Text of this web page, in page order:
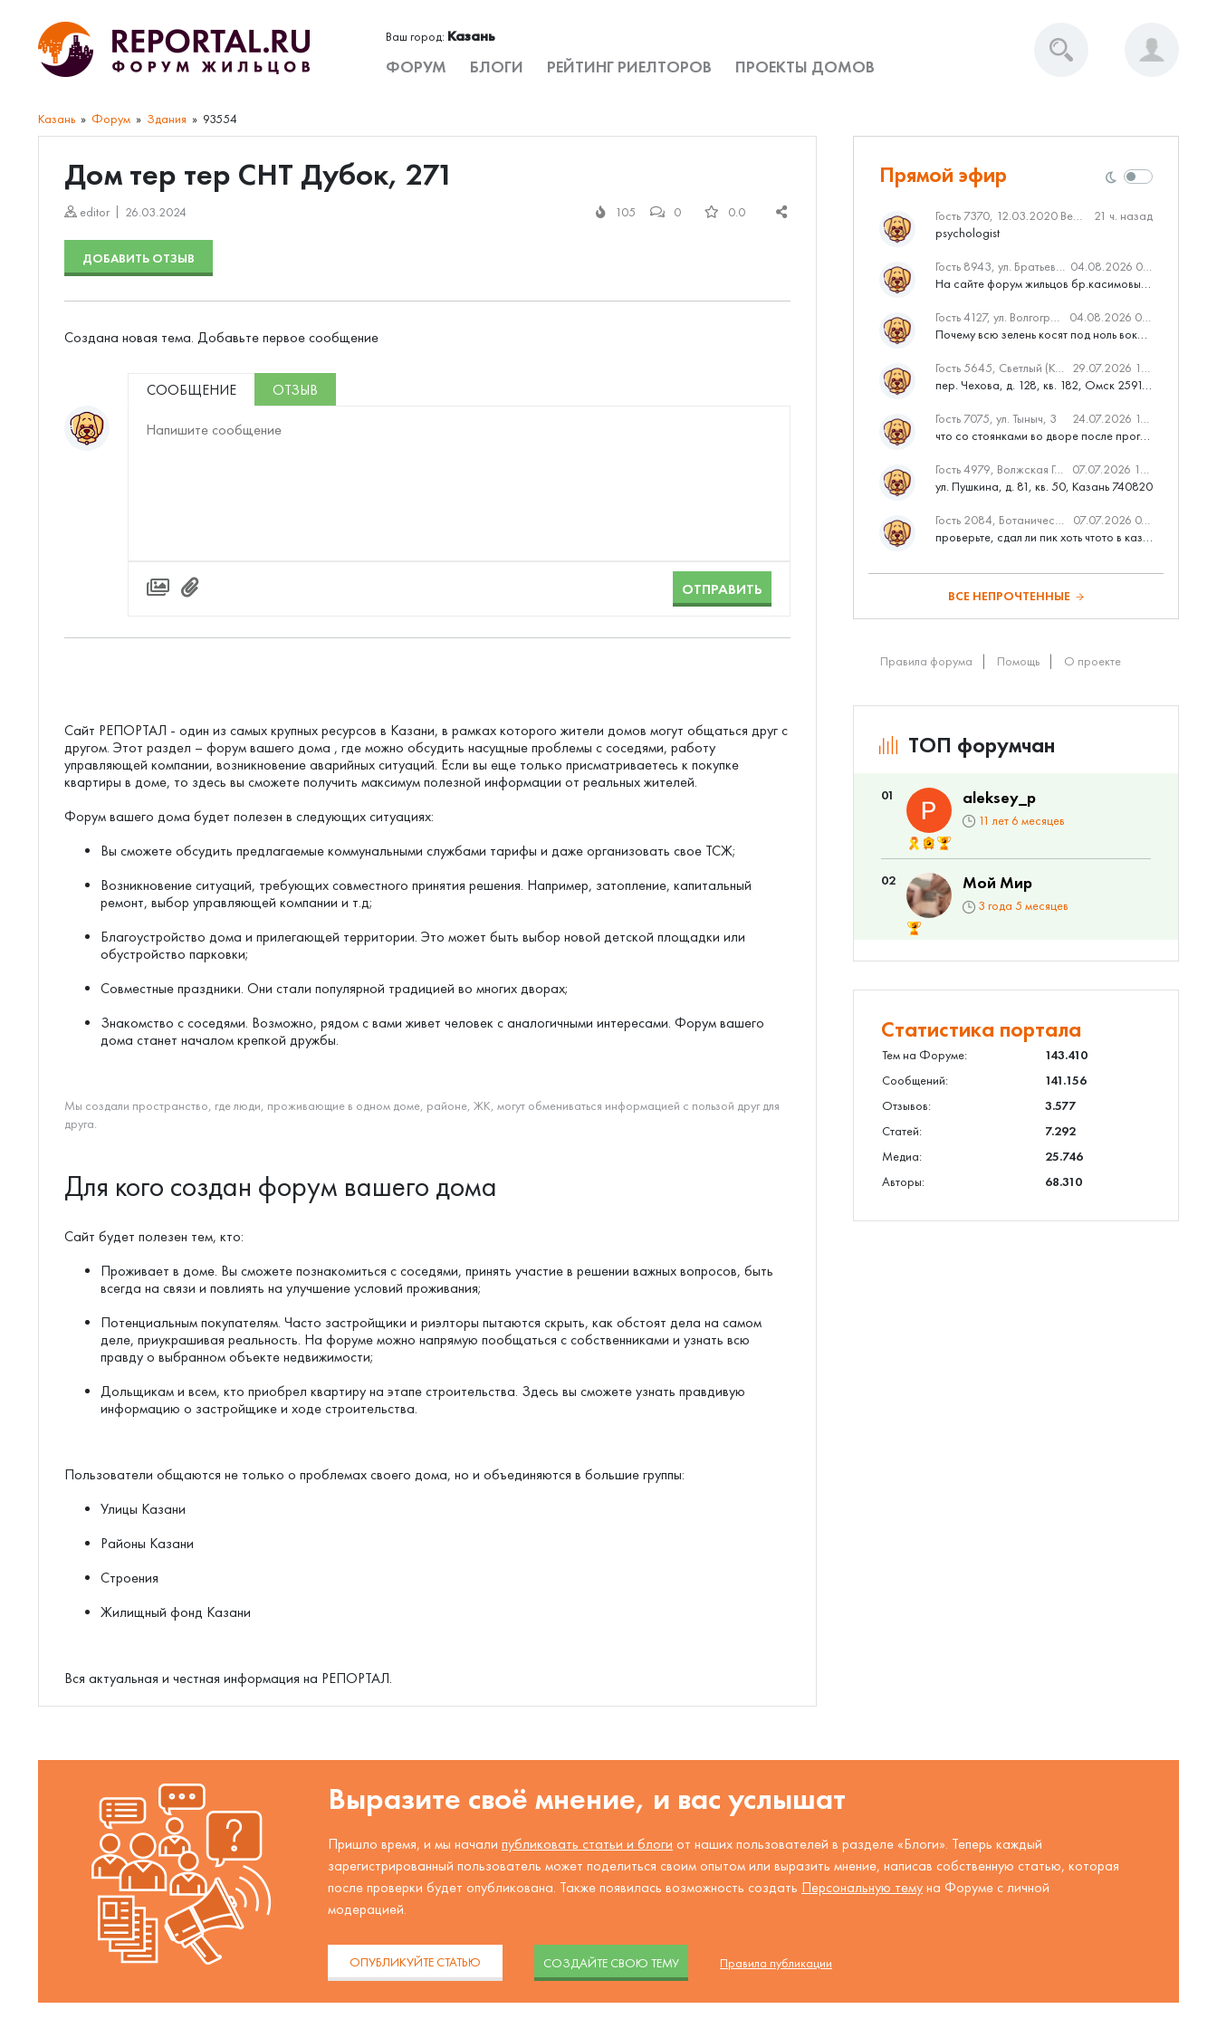
Ваш город: Казань
ФОРУМ БЛОГИ РЕЙТИНГ РИЕЛТОРОВ ПРОЕКТЫ ДОМОВ
Казань Форум Здания 93554
Дом тер тер СНТ Дубок, 271
editor 26.03.2024 105 0 0.0
ДОБАВИТЬ ОТЗЫВ
Создана новая тема. Добавьте первое сообщение
СООБЩЕНИЕ ОТЗЫВ
ОТПРАВИТЬ
Сайт РЕПОРТАЛ - один из самых крупных ресурсов в Казани, в рамках которого жители домов могут общаться друг с
другом. Этот раздел – форум вашего дома , где можно обсудить насущные проблемы с соседями, работу
управляющей компании, возникновение аварийных ситуаций. Если вы еще только присматриваетесь к покупке
квартиры в доме, то здесь вы сможете получить максимум полезной информации от реальных жителей.
Форум вашего дома будет полезен в следующих ситуациях:
Вы сможете обсудить предлагаемые коммунальными службами тарифы и даже организовать свое ТСЖ;
Возникновение ситуаций, требующих совместного принятия решения. Например, затопление, капитальный
ремонт, выбор управляющей компании и т.д;
Благоустройство дома и прилегающей территории. Это может быть выбор новой детской площадки или
обустройство парковки;
Совместные праздники. Они стали популярной традицией во многих дворах;
Знакомство с соседями. Возможно, рядом с вами живет человек с аналогичными интересами. Форум вашего
дома станет началом крепкой дружбы.
Мы создали пространство, где люди, проживающие в одном доме, районе, ЖК, могут обмениваться информацией с пользой друг для
друга.
Для кого создан форум вашего дома
Сайт будет полезен тем, кто:
Проживает в доме. Вы сможете познакомиться с соседями, принять участие в решении важных вопросов, быть
всегда на связи и повлиять на улучшение условий проживания;
Потенциальным покупателям. Часто застройщики и риэлторы пытаются скрыть, как обстоят дела на самом
деле, приукрашивая реальность. На форуме можно напрямую пообщаться с собственниками и узнать всю
правду о выбранном объекте недвижимости;
Дольщикам и всем, кто приобрел квартиру на этапе строительства. Здесь вы сможете узнать правдивую
информацию о застройщике и ходе строительства.
Пользователи общаются не только о проблемах своего дома, но и объединяются в большие группы:
Улицы Казани
Районы Казани
Строения
Жилищный фонд Казани
Вся актуальная и честная информация на РЕПОРТАЛ.
Прямой эфир
Гость 7370, 12.03.2020 Вебинар от Нмаркет.ПРО: «Актуальное об ипотеке: что нужно знать»
21 ч. назад
psychologist
Гость 8943, ул. Братьев Касимовых, 62 04.08.2026 08:34
На сайте форум жильцов бр.касимовых 62у дома растут красивые...
Гость 4127, ул. Волгоградская, 41 04.08.2026 04:46
Почему всю зелень косят под ноль вокруг дома,в полисадниках....
Гость 5645, Светлый (Куюки) 29.07.2026 10:31
пер. Чехова, д. 128, кв. 182, Омск 259145
Гость 7075, ул. Тыныч, 3 24.07.2026 14:01
что со стоянками во дворе после программы наш двор
Гость 4979, Волжская Гавань
07.07.2026 10:53
ул. Пушкина, д. 81, кв. 50, Казань 740820
Гость 2084, Ботаническая 3 (ПИК, бизнес-класс) 07.07.2026 07:28
проверьте, сдал ли пик хоть чтото в казани вовремя?
ВСЕ НЕПРОЧТЕННЫЕ
Правила форума Помощь О проекте
ТОП форумчан
01 aleksey_p
11 лет 6 месяцев
02 Мой Мир
3 года 5 месяцев
Статистика портала
Тем на Форуме:
143.410
Сообщений:
141.156
Отзывов:
3.577
Статей:
7.292
Медиа:
25.746
Авторы:
68.310
Выразите своё мнение, и вас услышат
Пришло время, и мы начали публиковать статьи и блоги от наших пользователей в разделе «Блоги». Теперь каждый
зарегистрированный пользователь может поделиться своим опытом или выразить мнение, написав собственную статью, которая
после проверки будет опубликована. Также появилась возможность создать Персональную тему на Форуме с личной
модерацией.
ОПУБЛИКУЙТЕ СТАТЬЮ CОЗДАЙТЕ СВОЮ ТЕМУ Правила публикации